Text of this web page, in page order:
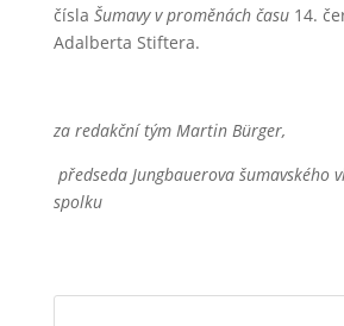
čísla Šumavy v proměnách času 14.
Adalberta Stiftera.
za redakční tým Martin Bürger,
předseda Jungbauerova šumavského
spolku